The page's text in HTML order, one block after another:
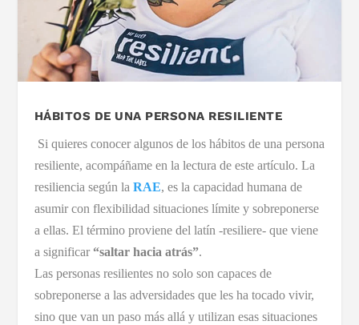
HÁBITOS DE UNA PERSONA RESILIENTE
Si quieres conocer algunos de los hábitos de una persona
resiliente, acompáñame en la lectura de este artículo. La
resiliencia según la RAE, es la capacidad humana de
asumir con flexibilidad situaciones límite y sobreponerse
a ellas. El término proviene del latín -resiliere- que viene
a significar “saltar hacia atrás”.
Las personas resilientes no solo son capaces de
sobreponerse a las adversidades que les ha tocado vivir,
sino que van un paso más allá y utilizan esas situaciones